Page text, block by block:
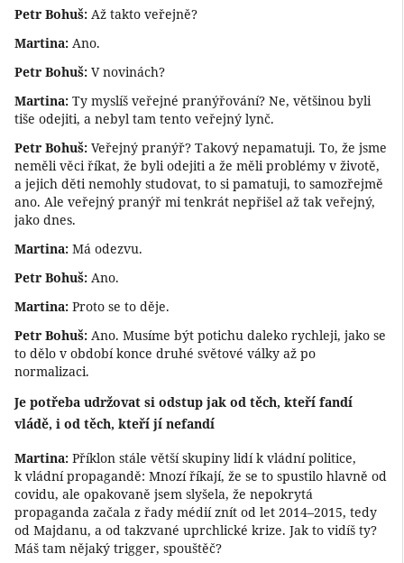
Petr Bohuš: Až takto veřejně?
Martina: Ano.
Petr Bohuš: V novinách?
Martina: Ty myslíš veřejné pranýřování? Ne, většinou byli
tiše odejiti, a nebyl tam tento veřejný lynč.
Petr Bohuš: Veřejný pranýř? Takový nepamatuji. To, že jsme
neměli věci říkat, že byli odejiti a že měli problémy v životě,
a jejich děti nemohly studovat, to si pamatuji, to samozřejmě
ano. Ale veřejný pranýř mi tenkrát nepřišel až tak veřejný,
jako dnes.
Martina: Má odezvu.
Petr Bohuš: Ano.
Martina: Proto se to děje.
Petr Bohuš: Ano. Musíme být potichu daleko rychleji, jako se
to dělo v období konce druhé světové války až po
normalizaci.
Je potřeba udržovat si odstup jak od těch, kteří fandí
vládě, i od těch, kteří jí nefandí
Martina: Příklon stále větší skupiny lidí k vládní politice,
k vládní propagandě: Mnozí říkají, že se to spustilo hlavně od
covidu, ale opakovaně jsem slyšela, že nepokrytá
propaganda začala z řady médií znít od let 2014–2015, tedy
od Majdanu, a od takzvané uprchlické krize. Jak to vidíš ty?
Máš tam nějaký trigger, spouštěč?